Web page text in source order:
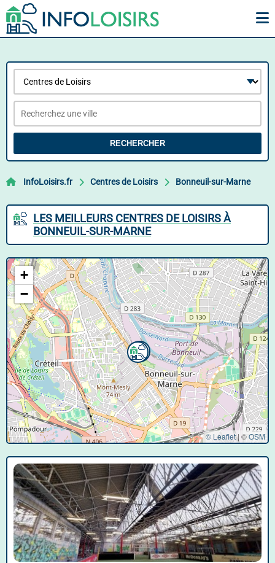
RECHERCHER
InfoLoisirs.fr Centres de Loisirs Bonneuil-sur-Marne
LES MEILLEURS CENTRES DE LOISIRS À
BONNEUIL-SUR-MARNE
+
−
© Leaflet| ©OSM